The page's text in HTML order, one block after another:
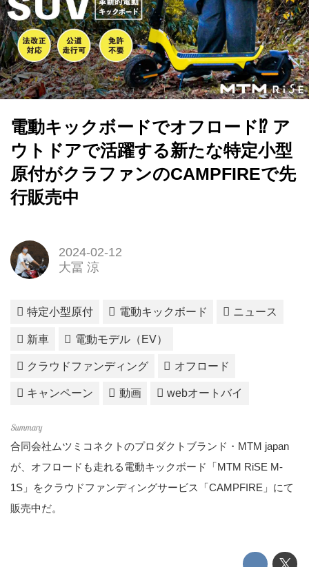
電動キックボードでオフロード⁉ ア
ウトドアで活躍する新たな特定小型
原付がクラファンのCAMPFIREで先
行販売中
2024-02-12
大冨 涼
特定小型原付 電動キックボード ニュース
新車 電動モデル（EV）
クラウドファンディング オフロード
キャンペーン 動画 webオートバイ
合同会社ムツミコネクトのプロダクトブランド・MTM japan
が、オフロードも走れる電動キックボード「MTM RiSE M-
1S」をクラウドファンディングサービス「CAMPFIRE」にて
販売中だ。